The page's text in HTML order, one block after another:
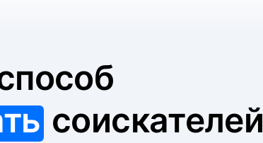
соискателей